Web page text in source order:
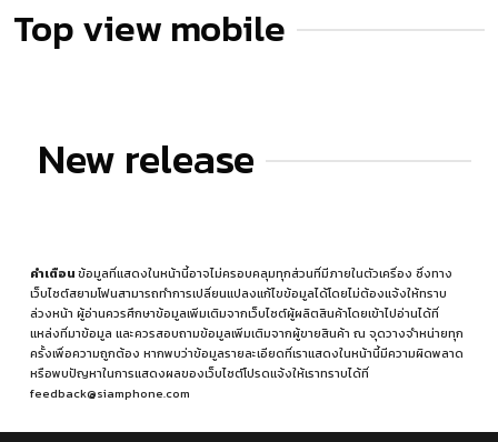
Top view mobile
New release
คำเตือนข้อมูลที่แสดงในหน้านี้อาจไม่ครอบคลุมทุกส่วนที่มีภายในตัวเครื่อง ซึ่งทาง
เว็บไซต์สยามโฟนสามารถทำการเปลี่ยนแปลงแก้ไขข้อมูลได้โดยไม่ต้องแจ้งให้ทราบ
ล่วงหน้า ผู้อ่านควรศึกษาข้อมูลเพิ่มเติมจากเว็บไซต์ผู้ผลิตสินค้าโดยเข้าไปอ่านได้ที่
แหล่งที่มาข้อมูล และควรสอบถามข้อมูลเพิ่มเติมจากผู้ขายสินค้า ณ จุดวางจำหน่ายทุก
ครั้งเพื่อความถูกต้อง หากพบว่าข้อมูลรายละเอียดที่เราแสดงในหน้านี้มีความผิดพลาด
หรือพบปัญหาในการแสดงผลของเว็บไซต์โปรดแจ้งให้เราทราบได้ที่
feedback@siamphone.com